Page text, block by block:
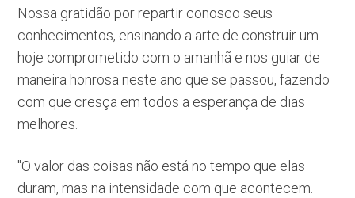
Nossa gratidão por repartir conosco seus
conhecimentos, ensinando a arte de construir um
hoje comprometido com o amanhã e nos guiar de
maneira honrosa neste ano que se passou, fazendo
com que cresça em todos a esperança de dias
melhores.
"O valor das coisas não está no tempo que elas
duram, mas na intensidade com que acontecem.